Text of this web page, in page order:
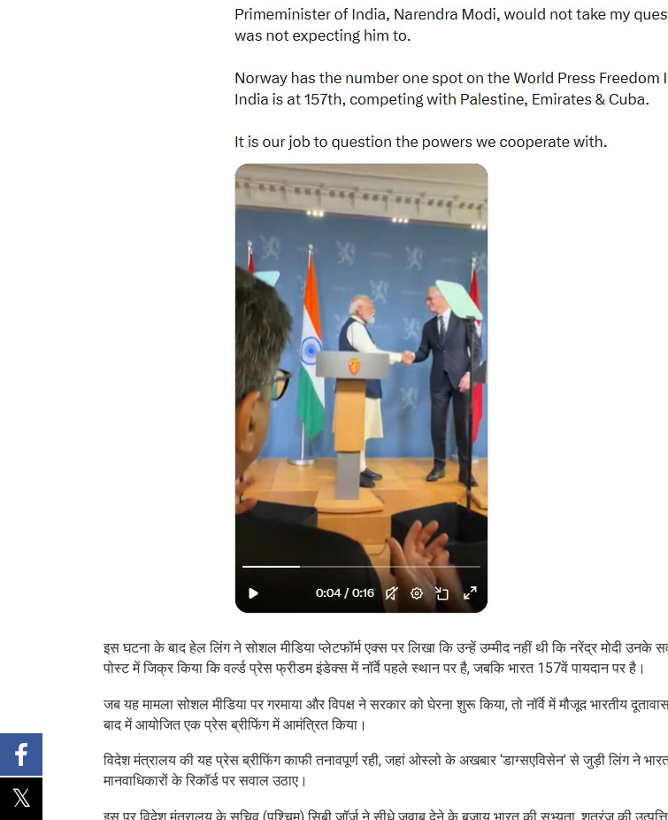
इस घटना के बाद हेल लिंग ने सोशल मीडिया प्लेटफॉर्म एक्स पर लिखा कि उन्हें उम्मीद नहीं थी कि नरेंद्र मोदी उनके
पोस्ट में जिक्र किया कि वर्ल्ड प्रेस फ्रीडम इंडेक्स में नॉर्वे पहले स्थान पर है, जबकि भारत 157वें पायदान पर है।
जब यह मामला सोशल मीडिया पर गरमाया और विपक्ष ने सरकार को घेरना शुरू किया, तो नॉर्वे में मौजूद भारतीय
बाद में आयोजित एक प्रेस ब्रीफिंग में आमंत्रित किया।
विदेश मंत्रालय की यह प्रेस ब्रीफिंग काफी तनावपूर्ण रही, जहां ओस्लो के अखबार ‘डाग्सएविसेन’ से जुड़ी लिंग ने
मानवाधिकारों के रिकॉर्ड पर सवाल उठाए।